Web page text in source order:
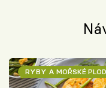
RYBY A MOŘSKÉ